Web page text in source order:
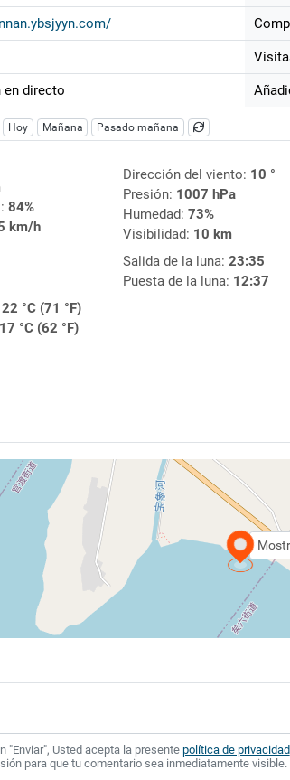
en directo
Hoy Mañana Pasado mañana
84%
km/h
Dirección del viento: 10 °
Presión: 1007 hPa
Humedad: 73%
Visibilidad: 10 km
Salida de la luna: 23:35
Puesta de la luna: 12:37
22 °C (71 °F)
17 °C (62 °F)
"Enviar", Usted acepta la presente política de privacidad
para que tu comentario sea inmediatamente